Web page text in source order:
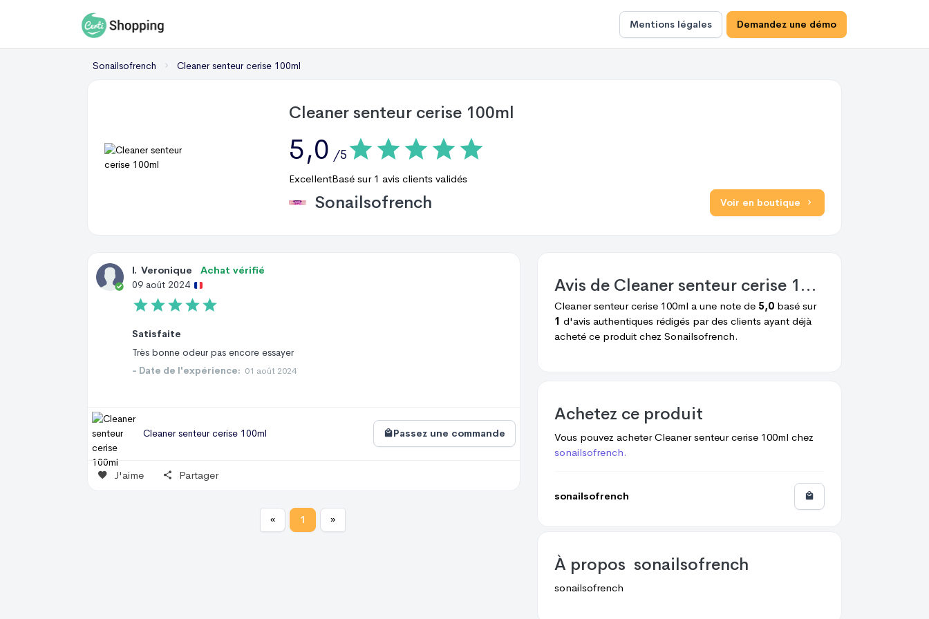
Mentions légales Demandez une démo
Sonailsofrench Cleaner senteur cerise 100ml
Cleaner senteur cerise 100ml
5,0 /5
ExcellentBasé sur 1 avis clients validés
Sonailsofrench Voir en boutique
I. Veronique
Achat vérifié
09 août 2024
Satisfaite
Très bonne odeur pas encore essayer
- Date de l'expérience: 01 août 2024
Cleaner senteur cerise 100ml Passez une commande
J'aime Partager
« 1 »
Avis de Cleaner senteur cerise 100ml
Cleaner senteur cerise 100ml a une note de 5,0 basé sur
1 d'avis authentiques rédigés par des clients ayant déjà
acheté ce produit chez Sonailsofrench.
Achetez ce produit
Vous pouvez acheterCleaner senteur cerise 100ml chez
sonailsofrench.
sonailsofrench
À propos sonailsofrench
sonailsofrench